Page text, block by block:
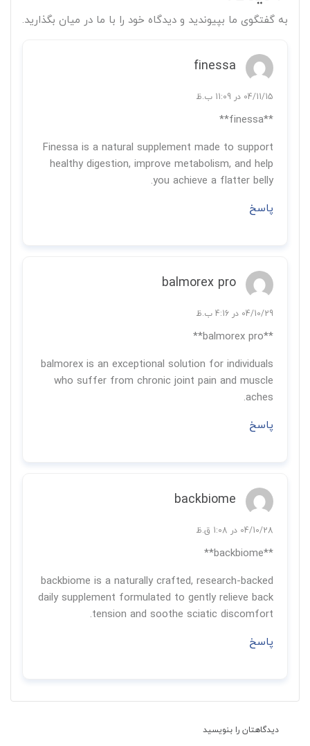
به گفتگوی ما بپیوندید و دیدگاه خود را با ما در میان بگذارید.
finessa
04/11/15 در 11:09 ب.ظ
**finessa**
Finessa is a natural supplement made to support
healthy digestion, improve metabolism, and help
you achieve a flatter belly.
پاسخ
balmorex pro
04/10/29 در 4:16 ب.ظ
**balmorex pro**
balmorex is an exceptional solution for individuals
who suffer from chronic joint pain and muscle
aches.
پاسخ
backbiome
04/10/28 در 1:08 ق.ظ
**backbiome**
backbiome is a naturally crafted, research-backed
daily supplement formulated to gently relieve back
tension and soothe sciatic discomfort.
پاسخ
دیدگاهتان را بنویسید